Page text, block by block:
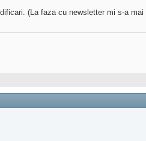
(La faza cu newsletter mi s-a